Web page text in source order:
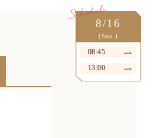
8/16
(Sun.)
08:45
13:00